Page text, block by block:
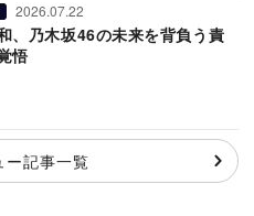
2026.07.22
、乃木坂46の未来を背負う責
悟
ー記事一覧